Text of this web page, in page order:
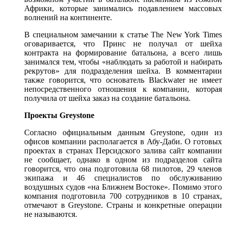
Африки, которые занимались подавлением массовых
волнений на континенте.
В специальном замечании к статье The New York Times
оговаривается, что Принс не получал от шейха
контракта на формирование батальона, а всего лишь
занимался тем, чтобы «наблюдать за работой и набирать
рекрутов» для подразделения шейха. В комментарии
также говорится, что основатель Blackwater не имеет
непосредственного отношения к компании, которая
получила от шейха заказ на создание батальона.
Проекты Greystone
Согласно официальным данным Greystone, один из
офисов компании располагается в Абу-Даби. О готовых
проектах в странах Персидского залива сайт компании
не сообщает, однако в одном из подразделов сайта
говорится, что она подготовила 68 пилотов, 29 членов
экипажа и 46 специалистов по обслуживанию
воздушных судов «на Ближнем Востоке». Помимо этого
компания подготовила 700 сотрудников в 10 странах,
отмечают в Greystone. Страны и конкретные операции
не называются.